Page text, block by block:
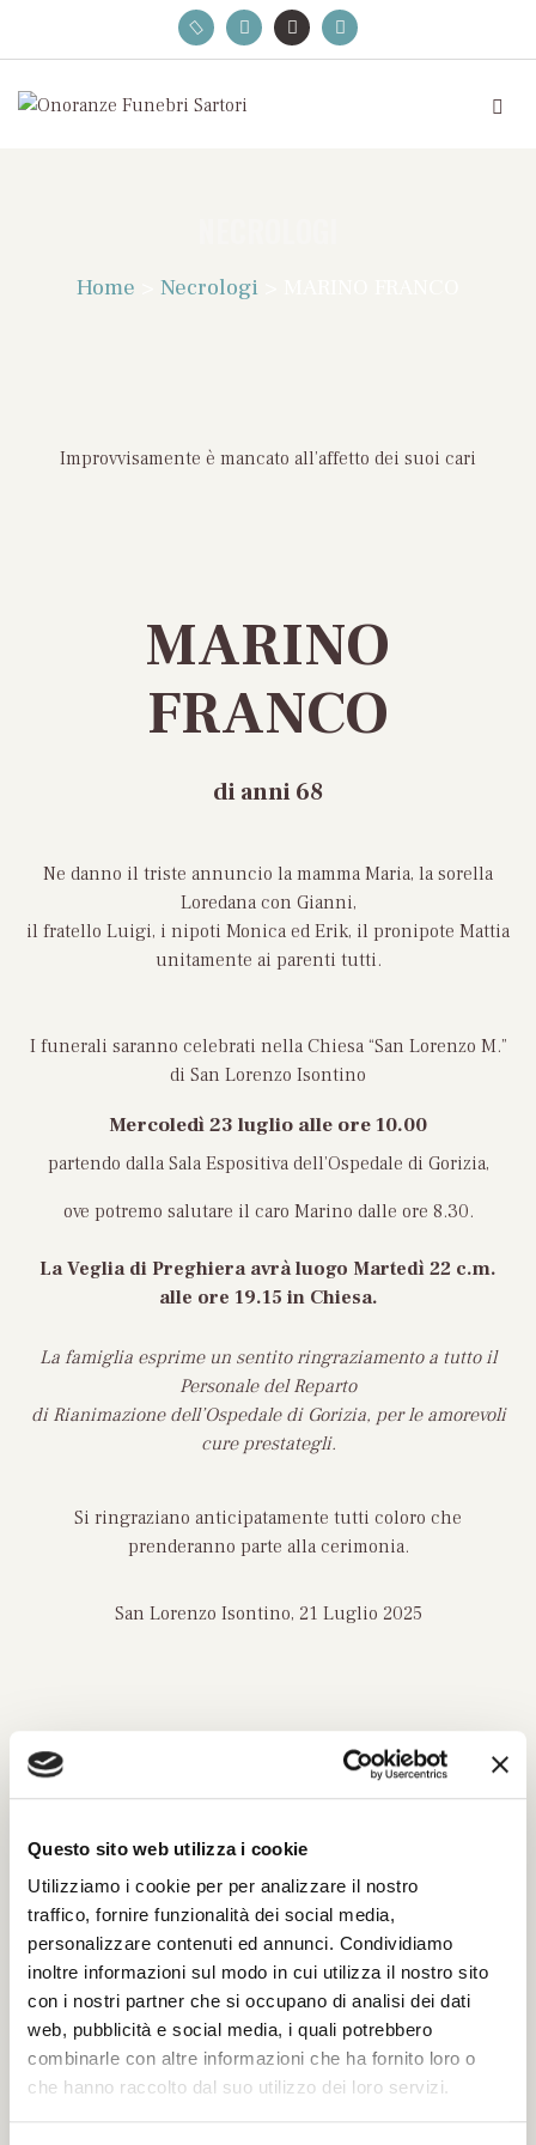
Questo sito web utilizza i cookie
Utilizziamo i cookie per per analizzare il nostro
traffico, fornire funzionalità dei social media,
personalizzare contenuti ed annunci. Condividiamo
inoltre informazioni sul modo in cui utilizza il nostro sito
con i nostri partner che si occupano di analisi dei dati
web, pubblicità e social media, i quali potrebbero
combinarle con altre informazioni che ha fornito loro o
che hanno raccolto dal suo utilizzo dei loro servizi.
Home Necrologi
Improvvisamente è mancato all’affetto dei suoi cari
MARINO
FRANCO
di anni 68
Ne danno il triste annuncio la mamma Maria, la sorella
Loredana con Gianni,
il fratello Luigi, i nipoti Monica ed Erik, il pronipote Mattia
unitamente ai parenti tutti.
I funerali saranno celebrati nella Chiesa “San Lorenzo M.”
di San Lorenzo Isontino
Mercoledì 23 luglio alle ore 10.00
partendo dalla Sala Espositiva dell’Ospedale di Gorizia,
ove potremo salutare il caro Marino dalle ore 8.30.
La Veglia di Preghiera avrà luogo Martedì 22 c.m.
alle ore 19.15 in Chiesa.
La famiglia esprime un sentito ringraziamento a tutto il
Personale del Reparto
di Rianimazione dell’Ospedale di Gorizia, per le amorevoli
cure prestategli.
Si ringraziano anticipatamente tutti coloro che
prenderanno parte alla cerimonia.
San Lorenzo Isontino, 21 Luglio 2025
Compila il modulo con tutti i dati richiesti per
poter inviare le tue condoglianze.
Sarà nostra premura far pervenire alla famiglia
del defunto il tuo messaggio.
Il tuo nome e cognome *